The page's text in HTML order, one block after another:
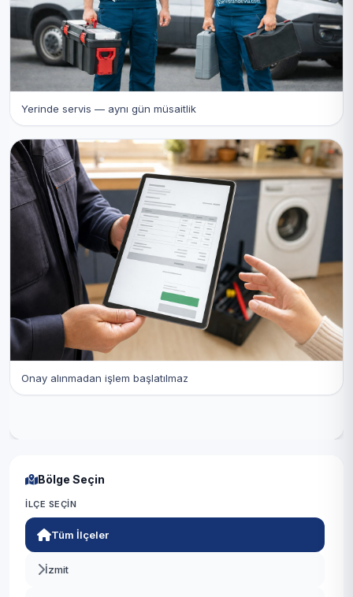
Yerinde servis — aynı gün müsaitlik
Onay alınmadan işlem başlatılmaz
Bölge Seçin
İLÇE SEÇIN
Tüm İlçeler
İzmit